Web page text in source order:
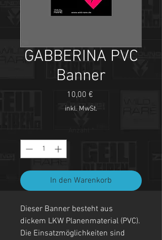
GABBERINA PVC
Banner
10,00 €Preis
inkl. MwSt.
In den Warenkorb
Dieser Banner besteht aus
dickem LKW Planenmaterial (PVC).
Die Einsatzmöglichkeiten sind